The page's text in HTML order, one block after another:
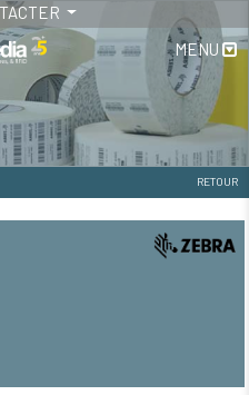
MENU
RETOUR